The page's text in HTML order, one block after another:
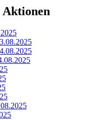
Aktionen